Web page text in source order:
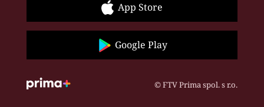
App Store
Google Play
© FTV Prima spol. s r.o.